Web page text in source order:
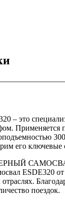
– это
Применяется
его ключевые
ESDE320
поездок.